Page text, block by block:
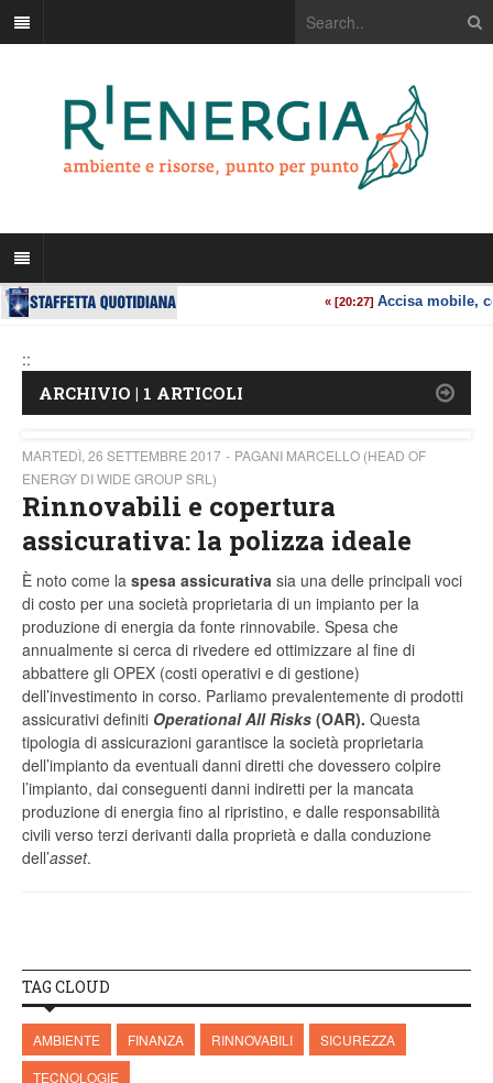
::
ARCHIVIO | 1 ARTICOLI
MARTEDÌ, 26 SETTEMBRE 2017
PAGANI MARCELLO (HEAD OF
ENERGY DI WIDE GROUP SRL)
Rinnovabili e copertura
assicurativa: la polizza ideale
È noto come la spesa assicurativa sia una delle principali voci
di costo per una società proprietaria di un impianto per la
produzione di energia da fonte rinnovabile. Spesa che
annualmente si cerca di rivedere ed ottimizzare al fine di
abbattere gli OPEX (costi operativi e di gestione)
dell’investimento in corso. Parliamo prevalentemente di prodotti
assicurativi definiti Operational All Risks (OAR). Questa
tipologia di assicurazioni garantisce la società proprietaria
dell’impianto da eventuali danni diretti che dovessero colpire
l’impianto, dai conseguenti danni indiretti per la mancata
produzione di energia fino al ripristino, e dalle responsabilità
civili verso terzi derivanti dalla proprietà e dalla conduzione
dell’asset.
TAG CLOUD
AMBIENTE FINANZA RINNOVABILI
SICUREZZA
TECNOLOGIE